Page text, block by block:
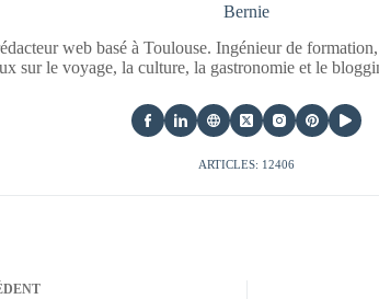
Bernie
web basé à Toulouse. Ingénieur de
sur le voyage, la culture, la gastronomie et le
ARTICLES: 12406